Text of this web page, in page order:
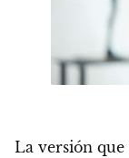
La versión que